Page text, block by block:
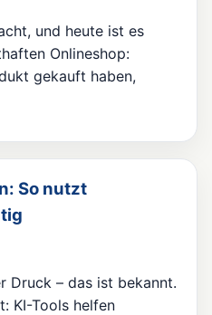
und heute ist es
Onlineshop:
gekauft haben,
So nutzt
Druck – das ist bekannt.
KI-Tools helfen